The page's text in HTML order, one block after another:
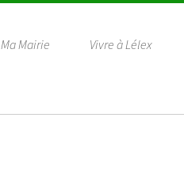
Ma Mairie Vivre à Lélex